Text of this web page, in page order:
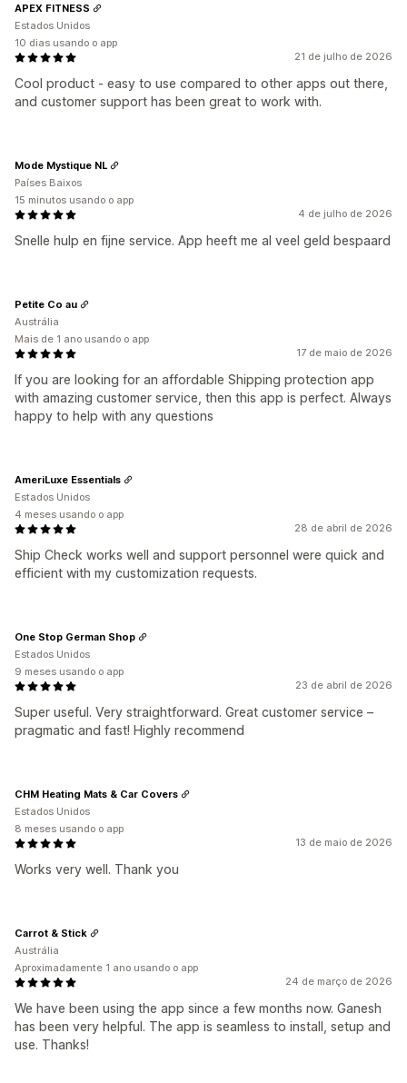
21 de julho de 2026
Cool product - easy to use compared to other apps out there,
and customer support has been great to work with.
APEX FITNESS
Estados Unidos
10 dias usando o app
4 de julho de 2026
Snelle hulp en fijne service. App heeft me al veel geld bespaard
Mode Mystique NL
Países Baixos
15 minutos usando o app
17 de maio de 2026
If you are looking for an affordable Shipping protection app
with amazing customer service, then this app is perfect. Always
happy to help with any questions
Petite Co au
Austrália
Mais de 1 ano usando o app
28 de abril de 2026
Ship Check works well and support personnel were quick and
efficient with my customization requests.
AmeriLuxe Essentials
Estados Unidos
4 meses usando o app
23 de abril de 2026
Super useful. Very straightforward. Great customer service –
pragmatic and fast! Highly recommend
One Stop German Shop
Estados Unidos
9 meses usando o app
13 de maio de 2026
Works very well. Thank you
CHM Heating Mats & Car Covers
Estados Unidos
8 meses usando o app
24 de março de 2026
We have been using the app since a few months now. Ganesh
has been very helpful. The app is seamless to install, setup and
use. Thanks!
Carrot & Stick
Austrália
Aproximadamente 1 ano usando o app